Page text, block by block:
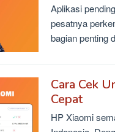
Aplikasi
pesatnya
bagian penting
Cara Cek
Cepat
HP Xiaomi